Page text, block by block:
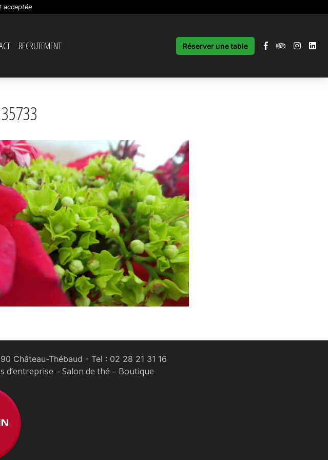
acceptée
RECRUTEMENT Réserver une table
Château-Thébaud - Tel : 02 28 21 31 16
d’entreprise – Salon de thé – Boutique